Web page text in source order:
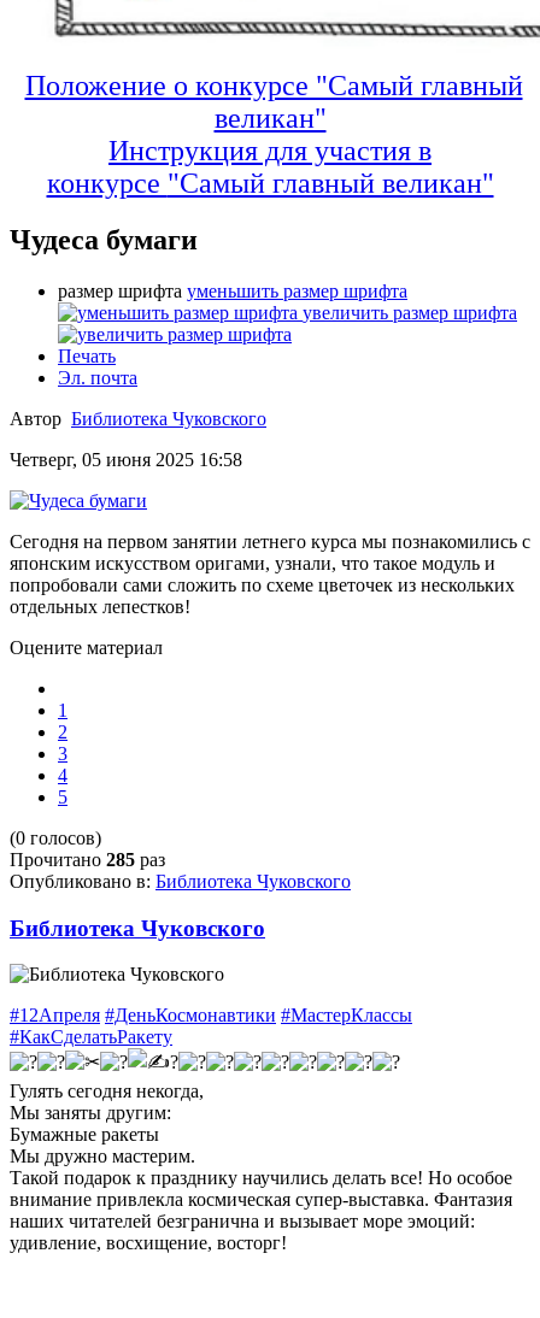
Положение о конкурсе "Самый главный
великан"
Инструкция для участия в
конкурсе "Самый главный великан"
Чудеса бумаги
размер шрифта уменьшить размер шрифта
увеличить размер шрифта
Печать
Эл. почта
Автор Библиотека Чуковского
Четверг, 05 июня 2025 16:58
Сегодня на первом занятии летнего курса мы познакомились с
японским искусством оригами, узнали, что такое модуль и
попробовали сами сложить по схеме цветочек из нескольких
отдельных лепестков!
Оцените материал
1
2
3
4
5
(0 голосов)
Прочитано 285 раз
Опубликовано в: Библиотека Чуковского
Библиотека Чуковского
#12Апреля #ДеньКосмонавтики #МастерКлассы
#КакСделатьРакету
Гулять сегодня некогда,
Мы заняты другим:
Бумажные ракеты
Мы дружно мастерим.
Такой подарок к празднику научились делать все! Но особое
внимание привлекла космическая супер-выставка. Фантазия
наших читателей безгранична и вызывает море эмоций:
удивление, восхищение, восторг!